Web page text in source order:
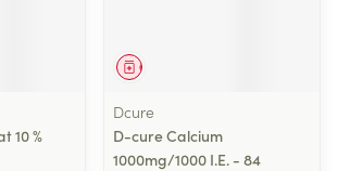
10 %
Geneesmiddel
Dcure
D-cure Calcium
1000mg/1000 I.E. - 84